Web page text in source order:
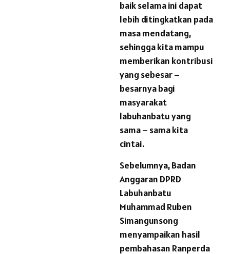
baik selama ini dapat
lebih ditingkatkan pada
masa mendatang,
sehingga kita mampu
memberikan kontribusi
yang sebesar –
besarnya bagi
masyarakat
labuhanbatu yang
sama – sama kita
cintai.
Sebelumnya, Badan
Anggaran DPRD
Labuhanbatu
Muhammad Ruben
Simangunsong
menyampaikan hasil
pembahasan Ranperda